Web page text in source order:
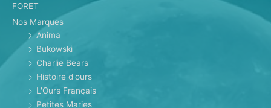
FORET
Nos Marques
Anima
Bukowski
Charlie Bears
Histoire d'ours
L'Ours Français
Petites Maries